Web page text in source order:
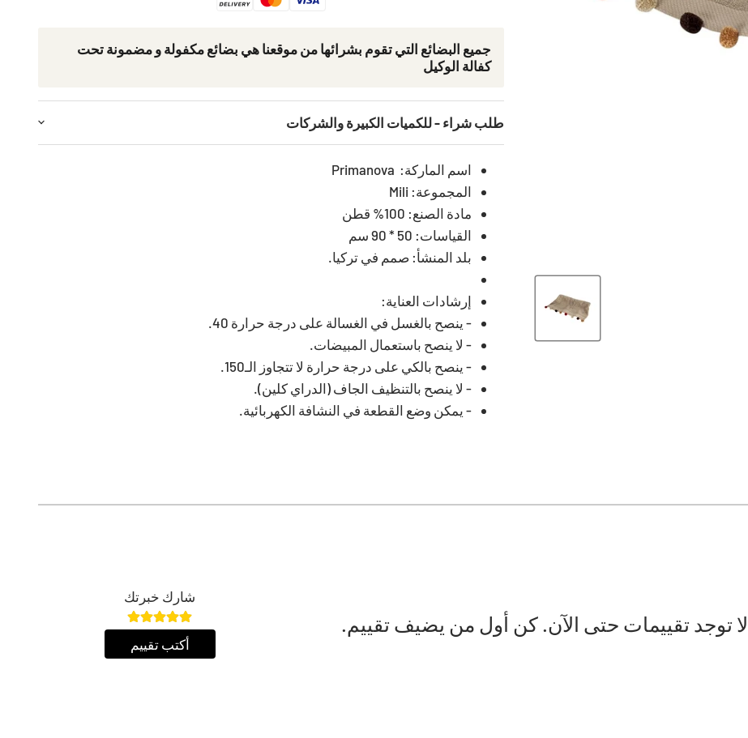
جمیع البضائع التي تقوم بشرائھا من موقعنا ھي بضائع مكفولة و مضمونة تحت
كفالة الوكيل
طلب شراء - للكميات الكبيرة والشركات
اسم الماركة: Primanova ‎
المجموعة: Mili
مادة الصنع: 100% قطن
القياسات: 50 * 90 سم
بلد المنشأ: صمم في تركيا.
إرشادات العناية:
- ينصح بالغسل في الغسالة على درجة حرارة 40.
- لا ينصح باستعمال المبيضات.
- ينصح بالكي على درجة حرارة لا تتجاوز الـ150.
- لا ينصح بالتنظيف الجاف (الدراي كلين).
- يمكن وضع القطعة في النشافة الكهربائية.
لا توجد تقييمات حتى الآن. كن أول من يضيف تقييم.
شارك خبرتك
أكتب تقييم